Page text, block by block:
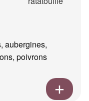
aubergines,
poivrons